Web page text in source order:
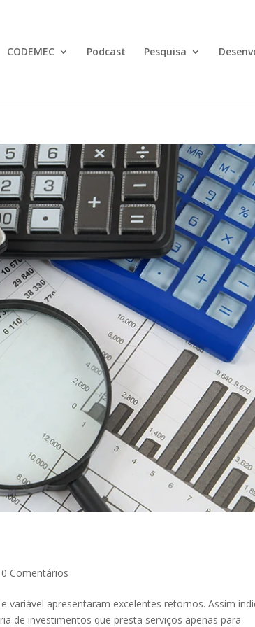
CODEMEC Podcast Pesquisa
0 Comentários
variável apresentaram excelentes retornos. Assim
de investimentos que presta serviços apenas para